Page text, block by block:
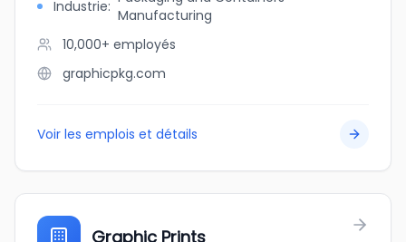
Industrie: Manufacturing
10,000+ employés
graphicpkg.com
Voir les emplois et détails
Graphic Prints